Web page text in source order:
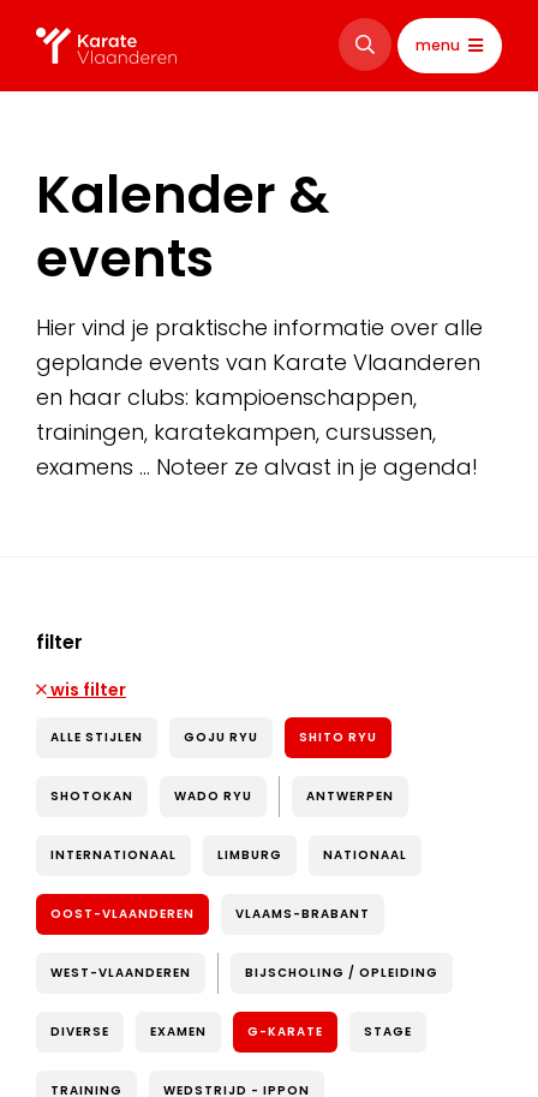
menu
Kalender &
events
Hier vind je praktische informatie over alle
geplande events van Karate Vlaanderen
en haar clubs: kampioenschappen,
trainingen, karatekampen, cursussen,
examens … Noteer ze alvast in je agenda!
filter
wis filter
ALLE STIJLEN GOJU RYU SHITO RYU
SHOTOKAN WADO RYU ANTWERPEN
INTERNATIONAAL LIMBURG NATIONAAL
OOST-VLAANDEREN VLAAMS-BRABANT
WEST-VLAANDEREN BIJSCHOLING / OPLEIDING
DIVERSE EXAMEN G-KARATE STAGE
TRAINING WEDSTRIJD - IPPON